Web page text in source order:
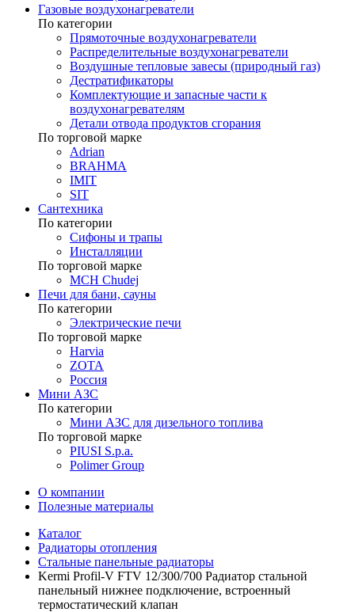
Газовые воздухонагреватели
По категории
Прямоточные воздухонагреватели
Распределительные воздухонагреватели
Воздушные тепловые завесы (природный газ)
Дестратификаторы
Комплектующие и запасные части к
воздухонагревателям
Детали отвода продуктов сгорания
По торговой марке
Adrian
BRAHMA
IMIT
SIT
Сантехника
По категории
Сифоны и трапы
Инсталляции
По торговой марке
MCH Chudej
Печи для бани, сауны
По категории
Электрические печи
По торговой марке
Harvia
ZOTA
Россия
Мини АЗС
По категории
Мини АЗС для дизельного топлива
По торговой марке
PIUSI S.p.a.
Polimer Group
О компании
Полезные материалы
Каталог
Радиаторы отопления
Стальные панельные радиаторы
Kermi Profil-V FTV 12/300/700 Радиатор стальной
панельный нижнее подключение, встроенный
термостатический клапан